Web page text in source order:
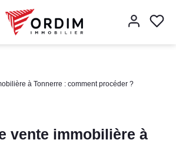
à Tonnerre : comment procéder ?
vente immobilière à